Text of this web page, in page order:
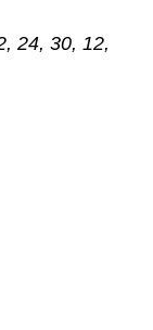
24, 30, 12,